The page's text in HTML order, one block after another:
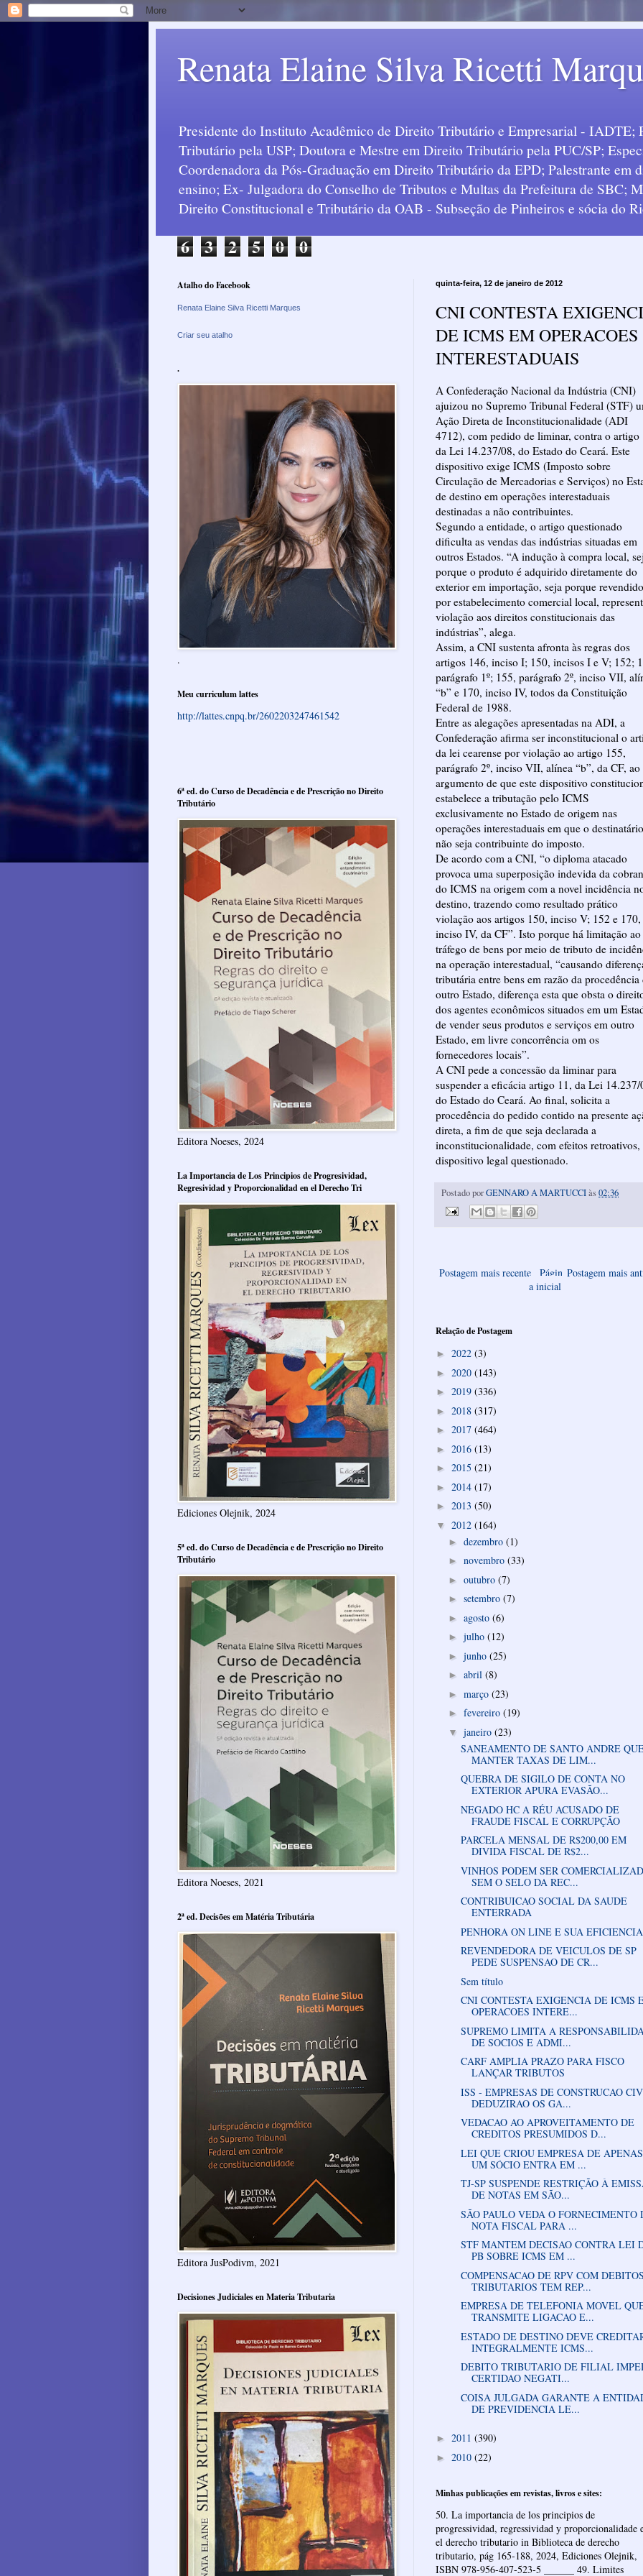
Renata Elaine Silva Ricetti
Presidente do Instituto Acadêmico de Direito Tributário e Empresarial - IADTE;
Tributário pela USP; Doutora e Mestre em Direito Tributário pela PUC/SP;
Coordenadora da Pós-Graduação em Direito Tributário da EPD; Palestrante em
ensino; Ex- Julgadora do Conselho de Tributos e Multas da Prefeitura de SBC;
Direito Constitucional e Tributário da OAB - Subseção de Pinheiros e sócia do
6 3 2 5 0 0
quinta-feira, 12 de janeiro de 2012
CNI CONTESTA
DE ICMS EM OPERACOES
INTERESTADUAIS
A Confederação Nacional da Indústria (CNI)
ajuizou no Supremo Tribunal Federal (STF)
Ação Direta de Inconstitucionalidade (ADI
4712), com pedido de liminar, contra o artigo
da Lei 14.237/08, do Estado do Ceará. Este
dispositivo exige ICMS (Imposto sobre
Circulação de Mercadorias e Serviços) no
de destino em operações interestaduais
destinadas a não contribuintes.
Segundo a entidade, o artigo questionado
dificulta as vendas das indústrias situadas em
outros Estados. “A indução à compra local,
porque o produto é adquirido diretamente do
exterior em importação, seja porque revendido
por estabelecimento comercial local,
violação aos direitos constitucionais das
indústrias”, alega.
Assim, a CNI sustenta afronta às regras dos
artigos 146, inciso I; 150, incisos I e V; 152;
parágrafo 1º; 155, parágrafo 2º, inciso VII,
“b” e 170, inciso IV, todos da Constituição
Federal de 1988.
Entre as alegações apresentadas na ADI, a
Confederação afirma ser inconstitucional o
da lei cearense por violação ao artigo 155,
parágrafo 2º, inciso VII, alínea “b”, da CF, ao
argumento de que este dispositivo
estabelece a tributação pelo ICMS
exclusivamente no Estado de origem nas
operações interestaduais em que o destinatário
não seja contribuinte do imposto.
De acordo com a CNI, “o diploma atacado
provoca uma superposição indevida da
do ICMS na origem com a novel incidência
destino, trazendo como resultado prático
violação aos artigos 150, inciso V; 152 e 170,
inciso IV, da CF”. Isto porque há limitação ao
tráfego de bens por meio de tributo de
na operação interestadual, “causando
tributária entre bens em razão da procedência
outro Estado, diferença esta que obsta o
dos agentes econômicos situados em um
de vender seus produtos e serviços em outro
Estado, em livre concorrência om os
fornecedores locais”.
A CNI pede a concessão da liminar para
suspender a eficácia artigo 11, da Lei 14.237/
do Estado do Ceará. Ao final, solicita a
procedência do pedido contido na presente
direta, a fim de que seja declarada a
inconstitucionalidade, com efeitos retroativos,
dispositivo legal questionado.
Postado porGENNARO A MARTUCCIàs02:36
Postagem mais recente Postagem mais
Págin
a inicial
Relação de Postagem
► 2022 (3)
► 2020 (143)
► 2019 (336)
► 2018 (317)
► 2017 (464)
► 2016 (13)
► 2015 (21)
► 2014 (17)
► 2013 (50)
▼ 2012 (164)
► dezembro (1)
► novembro (33)
► outubro (7)
► setembro (7)
► agosto (6)
► julho (12)
► junho (25)
► abril (8)
► março (23)
► fevereiro (19)
▼ janeiro (23)
SANEAMENTO DE SANTO ANDRE
MANTER TAXAS DE LIM...
QUEBRA DE SIGILO DE CONTA NO
EXTERIOR APURA EVASÃO...
NEGADO HC A RÉU ACUSADO DE
FRAUDE FISCAL E CORRUPÇÃO
PARCELA MENSAL DE R$200,00 EM
DIVIDA FISCAL DE R$2...
VINHOS PODEM SER
SEM O SELO DA REC...
CONTRIBUICAO SOCIAL DA SAUDE
ENTERRADA
PENHORA ON LINE E SUA EFICIENCIA
REVENDEDORA DE VEICULOS DE SP
PEDE SUSPENSAO DE CR...
Sem título
CNI CONTESTA EXIGENCIA DE ICMS
OPERACOES INTERE...
SUPREMO LIMITA A
DE SOCIOS E ADMI...
CARF AMPLIA PRAZO PARA FISCO
LANÇAR TRIBUTOS
ISS - EMPRESAS DE CONSTRUCAO
DEDUZIRAO OS GA...
VEDACAO AO APROVEITAMENTO DE
CREDITOS PRESUMIDOS D...
LEI QUE CRIOU EMPRESA DE APENAS
UM SÓCIO ENTRA EM ...
TJ-SP SUSPENDE RESTRIÇÃO À
DE NOTAS EM SÃO...
SÃO PAULO VEDA O FORNECIMENTO
NOTA FISCAL PARA ...
STF MANTEM DECISAO CONTRA LEI
PB SOBRE ICMS EM ...
COMPENSACAO DE RPV COM DEBITOS
TRIBUTARIOS TEM REP...
EMPRESA DE TELEFONIA MOVEL
TRANSMITE LIGACAO E...
ESTADO DE DESTINO DEVE
INTEGRALMENTE ICMS...
DEBITO TRIBUTARIO DE FILIAL
CERTIDAO NEGATI...
COISA JULGADA GARANTE A
DE PREVIDENCIA LE...
► 2011 (390)
► 2010 (22)
Minhas publicações em revistas, livros e sites:
50. La importancia de los principios de
progressividad, regressividad y proporcionalidade
el derecho tributario in Biblioteca de derecho
tributario, pág 165-188, 2024, Ediciones Olejnik,
ISBN 978-956-407-523-5 ______ 49. Limites
Atalho do Facebook
Renata Elaine Silva Ricetti Marques
Criar seu atalho
.
.
Meu curriculum lattes
http://lattes.cnpq.br/2602203247461542
6ª ed. do Curso de Decadência e de Prescrição no Direito
Tributário
Editora Noeses, 2024
La Importancia de Los Principios de Progresividad,
Regresividad y Proporcionalidad en el Derecho Tri
Ediciones Olejnik, 2024
5ª ed. do Curso de Decadência e de Prescrição no Direito
Tributário
Editora Noeses, 2021
2ª ed. Decisões em Matéria Tributária
Editora JusPodivm, 2021
Decisiones Judiciales en Materia Tributaria